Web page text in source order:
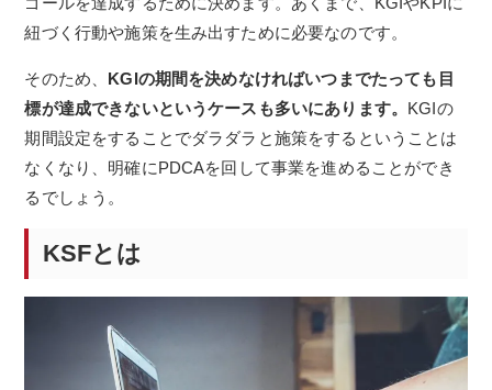
紐づく行動や施策を生み出すために必要なのです。
そのため、 KGIの期間を決めなければいつまでたっても目
標が達成できないというケースも多いにあります。 KGIの
期間設定をすることでダラダラと施策をするということは
なくなり、明確にPDCAを回して事業を進めることができ
るでしょう。
KSFとは